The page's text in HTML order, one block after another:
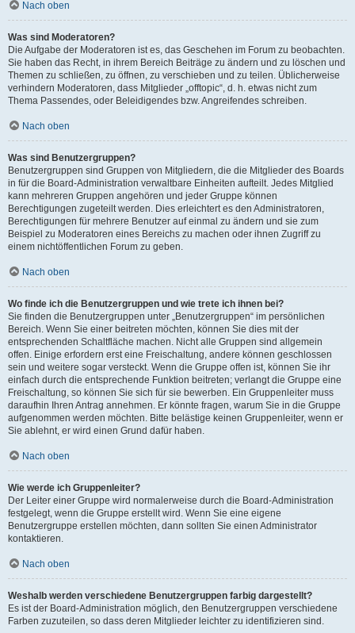
Nach oben
Was sind Moderatoren?
Die Aufgabe der Moderatoren ist es, das Geschehen im Forum zu beobachten.
Sie haben das Recht, in ihrem Bereich Beiträge zu ändern und zu löschen und
Themen zu schließen, zu öffnen, zu verschieben und zu teilen. Üblicherweise
verhindern Moderatoren, dass Mitglieder „offtopic“, d. h. etwas nicht zum
Thema Passendes, oder Beleidigendes bzw. Angreifendes schreiben.
Nach oben
Was sind Benutzergruppen?
Benutzergruppen sind Gruppen von Mitgliedern, die die Mitglieder des Boards
in für die Board-Administration verwaltbare Einheiten aufteilt. Jedes Mitglied
kann mehreren Gruppen angehören und jeder Gruppe können
Berechtigungen zugeteilt werden. Dies erleichtert es den Administratoren,
Berechtigungen für mehrere Benutzer auf einmal zu ändern und sie zum
Beispiel zu Moderatoren eines Bereichs zu machen oder ihnen Zugriff zu
einem nichtöffentlichen Forum zu geben.
Nach oben
Wo finde ich die Benutzergruppen und wie trete ich ihnen bei?
Sie finden die Benutzergruppen unter „Benutzergruppen“ im persönlichen
Bereich. Wenn Sie einer beitreten möchten, können Sie dies mit der
entsprechenden Schaltfläche machen. Nicht alle Gruppen sind allgemein
offen. Einige erfordern erst eine Freischaltung, andere können geschlossen
sein und weitere sogar versteckt. Wenn die Gruppe offen ist, können Sie ihr
einfach durch die entsprechende Funktion beitreten; verlangt die Gruppe eine
Freischaltung, so können Sie sich für sie bewerben. Ein Gruppenleiter muss
daraufhin Ihren Antrag annehmen. Er könnte fragen, warum Sie in die Gruppe
aufgenommen werden möchten. Bitte belästige keinen Gruppenleiter, wenn er
Sie ablehnt, er wird einen Grund dafür haben.
Nach oben
Wie werde ich Gruppenleiter?
Der Leiter einer Gruppe wird normalerweise durch die Board-Administration
festgelegt, wenn die Gruppe erstellt wird. Wenn Sie eine eigene
Benutzergruppe erstellen möchten, dann sollten Sie einen Administrator
kontaktieren.
Nach oben
Weshalb werden verschiedene Benutzergruppen farbig dargestellt?
Es ist der Board-Administration möglich, den Benutzergruppen verschiedene
Farben zuzuteilen, so dass deren Mitglieder leichter zu identifizieren sind.